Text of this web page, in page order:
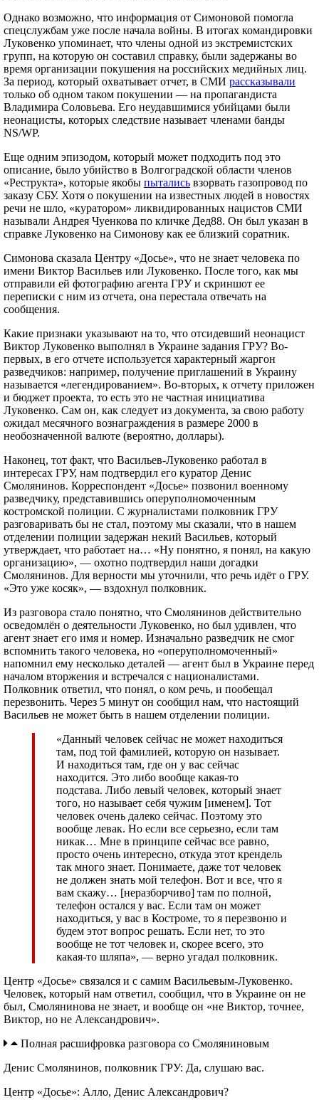
Однако возможно, что информация от Симоновой помогла
спецслужбам уже после начала войны. В итогах командировки
Луковенко упоминает, что члены одной из экстремистских
групп, на которую он составил справку, были задержаны во
время организации покушения на российских медийных лиц.
За период, который охватывает отчет, в СМИ рассказывали
только об одном таком покушении — на пропагандиста
Владимира Соловьева. Его неудавшимися убийцами были
неонацисты, которых следствие называет членами банды
NS/WP.
Еще одним эпизодом, который может подходить под это
описание, было убийство в Волгоградской области членов
«Реструкта», которые якобы пытались взорвать газопровод по
заказу СБУ. Хотя о покушении на известных людей в новостях
речи не шло, «куратором» ликвидированных нацистов СМИ
называли Андрея Чуенкова по кличке Дед88. Он был указан в
справке Луковенко на Симонову как ее близкий соратник.
Симонова сказала Центру «Досье», что не знает человека по
имени Виктор Васильев или Луковенко. После того, как мы
отправили ей фотографию агента ГРУ и скриншот ее
переписки с ним из отчета, она перестала отвечать на
сообщения.
Какие признаки указывают на то, что отсидевший неонацист
Виктор Луковенко выполнял в Украине задания ГРУ? Во-
первых, в его отчете используется характерный жаргон
разведчиков: например, получение приглашений в Украину
называется «легендированием». Во-вторых, к отчету приложен
и бюджет проекта, то есть это не частная инициатива
Луковенко. Сам он, как следует из документа, за свою работу
ожидал месячного вознаграждения в размере 2000 в
необозначенной валюте (вероятно, доллары).
Наконец, тот факт, что Васильев-Луковенко работал в
интересах ГРУ, нам подтвердил его куратор Денис
Смолянинов. Корреспондент «Досье» позвонил военному
разведчику, представившись оперуполномоченным
костромской полиции. С журналистами полковник ГРУ
разговаривать бы не стал, поэтому мы сказали, что в нашем
отделении полиции задержан некий Васильев, который
утверждает, что работает на… «Ну понятно, я понял, на какую
организацию», — охотно подтвердил наши догадки
Смолянинов. Для верности мы уточнили, что речь идёт о ГРУ.
«Это уже косяк», — вздохнул полковник.
Из разговора стало понятно, что Смолянинов действительно
осведомлён о деятельности Луковенко, но был удивлен, что
агент знает его имя и номер. Изначально разведчик не смог
вспомнить такого человека, но «оперуполномоченный»
напомнил ему несколько деталей — агент был в Украине перед
началом вторжения и встречался с националистами.
Полковник ответил, что понял, о ком речь, и пообещал
перезвонить. Через 5 минут он сообщил нам, что настоящий
Васильев не может быть в нашем отделении полиции.
«Данный человек сейчас не может находиться
там, под той фамилией, которую он называет.
И находиться там, где он у вас сейчас
находится. Это либо вообще какая-то
подстава. Либо левый человек, который знает
того, но называет себя чужим [именем]. Тот
человек очень далеко сейчас. Поэтому это
вообще левак. Но если все серьезно, если там
никак… Мне в принципе сейчас все равно,
просто очень интересно, откуда этот крендель
так много знает. Понимаете, даже тот человек
не должен знать мой телефон. Вот и все, что я
вам скажу… [неразборчиво] там по полной,
телефон остался у вас. Если там он может
находиться, у вас в Костроме, то я перезвоню и
будем этот вопрос решать. Если нет, то это
вообще не тот человек и, скорее всего, это
какая-то шляпа», — верно угадал полковник.
Центр «Досье» связался и с самим Васильевым-Луковенко.
Человек, который нам ответил, сообщил, что в Украине он не
был, Смолянинова не знает, и вообще он «не Виктор, точнее,
Виктор, но не Александрович».
Полная расшифровка разговора со Смоляниновым
Денис Смолянинов, полковник ГРУ: Да, слушаю вас.
Центр «Досье»: Алло, Денис Александрович?